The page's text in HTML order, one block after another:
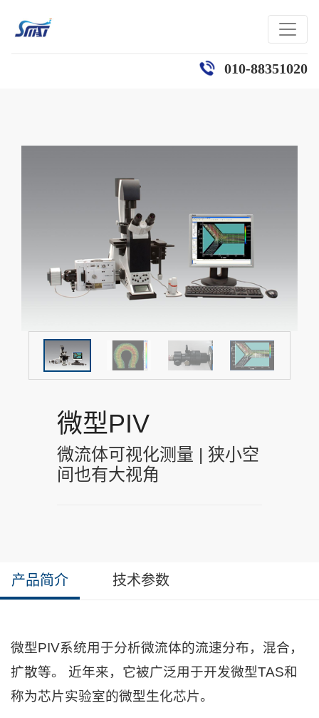
010-88351020
微型PIV
微流体可视化测量 | 狭小空
间也有大视角
产品简介 技术参数
微型PIV系统用于分析微流体的流速分布，混合，
扩散等。 近年来，它被广泛用于开发微型TAS和
称为芯片实验室的微型生化芯片。